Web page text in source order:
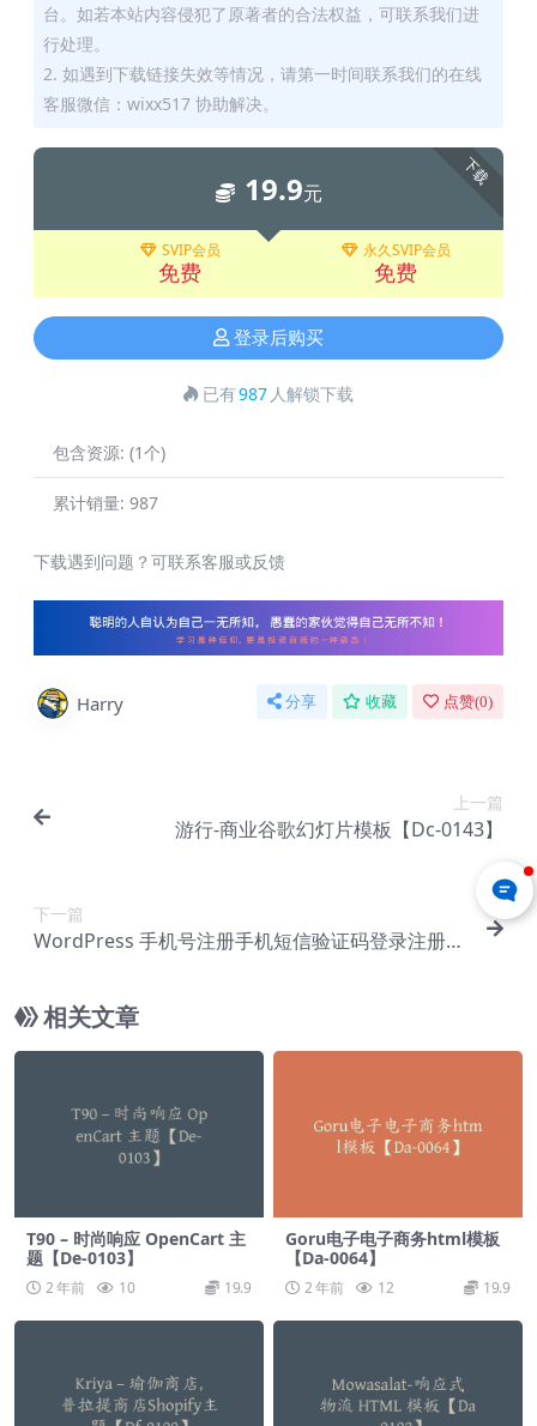
台。如若本站内容侵犯了原著者的合法权益，可联系我们进
行处理。
2. 如遇到下载链接失效等情况，请第一时间联系我们的在线
客服微信：wixx517 协助解决。
下载
19.9元
SVIP会员
免费
永久SVIP会员
免费
登录后购买
已有987 人解锁下载
包含资源: (1个)
累计销量: 987
下载遇到问题？可联系客服或反馈
Harry 分享 收藏 点赞(0)
上一篇
游行-商业谷歌幻灯片模板【Dc-0143】
下一篇
WordPress 手机号注册手机短信验证码登录注册插
相关文章
T90 – 时尚响应 OpenCart 主
题【De-0103】
2 年前 10 19.9
Goru电子电子商务html模板
【Da-0064】
2 年前 12 19.9